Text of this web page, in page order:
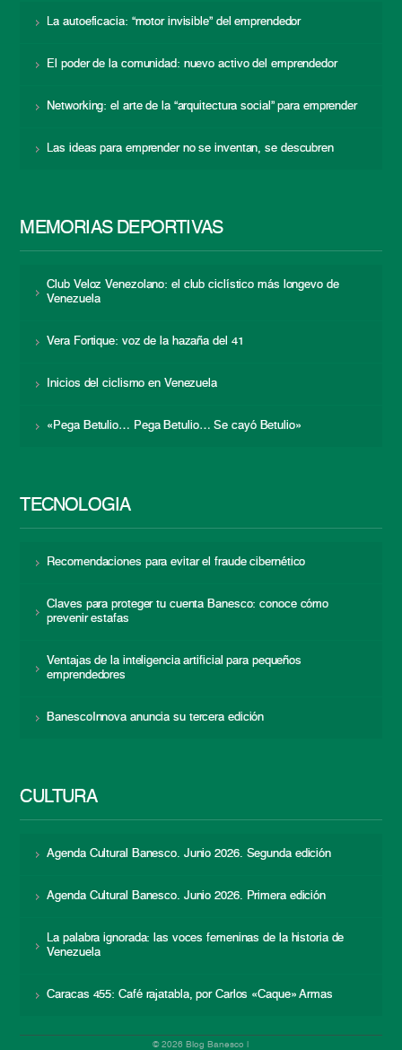
La autoeficacia: “motor invisible” del emprendedor
El poder de la comunidad: nuevo activo del emprendedor
Networking: el arte de la “arquitectura social” para emprender
Las ideas para emprender no se inventan, se descubren
MEMORIAS DEPORTIVAS
Club Veloz Venezolano: el club ciclístico más longevo de
Venezuela
Vera Fortique: voz de la hazaña del 41
Inicios del ciclismo en Venezuela
«Pega Betulio… Pega Betulio… Se cayó Betulio»
TECNOLOGÍA
Recomendaciones para evitar el fraude cibernético
Claves para proteger tu cuenta Banesco: conoce cómo
prevenir estafas
Ventajas de la inteligencia artificial para pequeños
emprendedores
BanescoInnova anuncia su tercera edición
CULTURA
Agenda Cultural Banesco. Junio 2026. Segunda edición
Agenda Cultural Banesco. Junio 2026. Primera edición
La palabra ignorada: las voces femeninas de la historia de
Venezuela
Caracas 455: Café rajatabla, por Carlos «Caque» Armas
© 2026 Blog Banesco |